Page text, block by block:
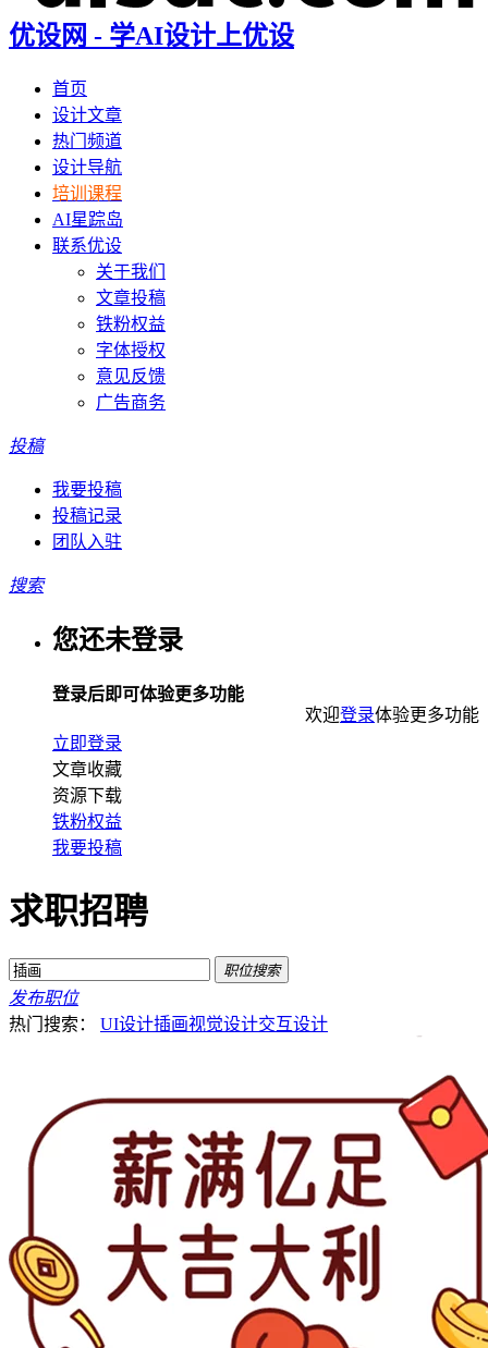
优设网 - 学AI设计上优设
首页
设计文章
热门频道
设计导航
培训课程
AI星踪岛
联系优设
关于我们
文章投稿
铁粉权益
字体授权
意见反馈
广告商务
投稿
我要投稿
投稿记录
团队入驻
搜索
您还未登录
登录后即可体验更多功能
立即登录
文章收藏
资源下载
铁粉权益
我要投稿
求职招聘
职位搜索
发布职位
热门搜索：
UI设计插画视觉设计交互设计
欢迎登录体验更多功能